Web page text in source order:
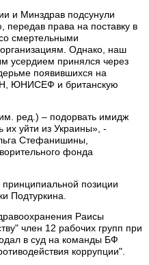
и Минздрав подсунули
права на поставку в
смертельными
Однако, наш
усердием принялся через
появившихся на
ЮНИСЕФ и британскую
ред.) – подорвать имидж
их уйти из Украины», -
Стефанишины,
фонда
позиции
Подтуркина.
Раисы
член 12 рабочих групп при
в суд на команды БФ
коррупции".